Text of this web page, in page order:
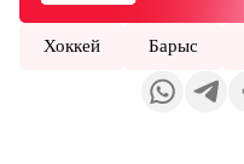
Хоккей Барыс